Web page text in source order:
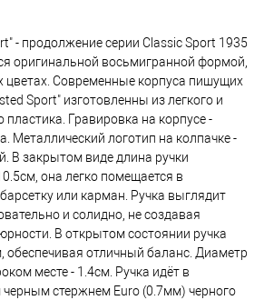
- продолжение серии Classic Sport 1935
оригинальной восьмигранной формой,
цветах. Современные корпуса пишущих
Sport" изготовленны из легкого и
пластика. Гравировка на корпусе -
Металлический логотип на колпачке -
В закрытом виде длина ручки
она легко помещается в
или карман. Ручка выглядит
и солидно, не создавая
В открытом состоянии ручка
обеспечивая отличный баланс. Диаметр
месте - 1.4см. Ручка идёт в
черным стержнем Euro (0.7мм) черного